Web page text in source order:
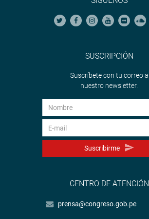
SUSCRIPCIÓN
Suscríbete con tu correo a
nuestro newsletter.
Suscribirme
CENTRO DE ATENCIÓN
prensa@congreso.gob.pe